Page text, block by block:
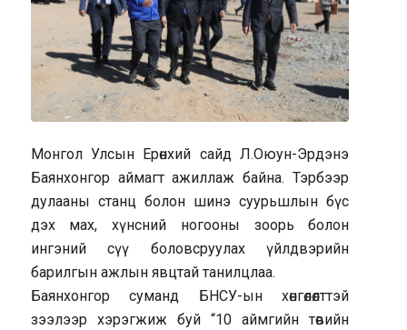
Монгол Улсын Ерөнхий сайд Л.Оюун-Эрдэнэ
Баянхонгор аймагт ажиллаж байна. Тэрбээр
дулааны станц болон шинэ суурьшлын бүс
дэх мах, хүнсний ногооны зоорь болон
ингэний сүү боловсруулах үйлдвэрийн
барилгын ажлын явцтай танилцлаа.
Баянхонгор суманд БНСУ-ын хөнгөлөлттэй
зээлээр хэрэгжиж буй “10 аймгийн төвийн